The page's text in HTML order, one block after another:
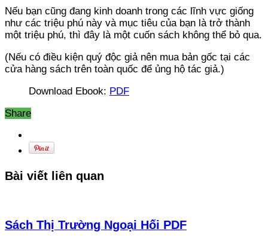
Nếu bạn cũng đang kinh doanh trong các lĩnh vực giống
như các triệu phú này và mục tiêu của bạn là trở thành
một triệu phú, thì đây là một cuốn sách không thể bỏ qua.
(Nếu có điều kiện quý độc giả nên mua bản gốc tại các
cửa hàng sách trên toàn quốc để ủng hộ tác giả.)
Download Ebook: PDF
Share
Bài viết liên quan
Sách Thị Trường Ngoại Hối PDF